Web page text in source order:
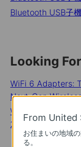
Bluetooth USB子
Looking
WiFi 6 Adapters:
Next-Gen
What is
2022
From United
お住まいの地域
る。